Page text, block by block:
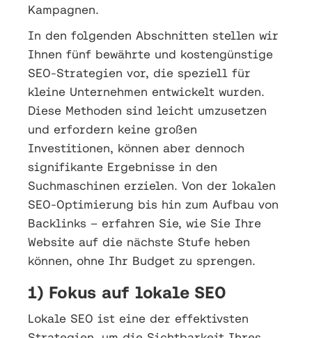
Kampagnen.
In den folgenden Abschnitten stellen wir
Ihnen fünf bewährte und kostengünstige
SEO-Strategien vor, die speziell für
kleine Unternehmen entwickelt wurden.
Diese Methoden sind leicht umzusetzen
und erfordern keine großen
Investitionen, können aber dennoch
signifikante Ergebnisse in den
Suchmaschinen erzielen. Von der lokalen
SEO-Optimierung bis hin zum Aufbau von
Backlinks – erfahren Sie, wie Sie Ihre
Website auf die nächste Stufe heben
können, ohne Ihr Budget zu sprengen.
1) Fokus auf lokale SEO
Lokale SEO ist eine der effektivsten